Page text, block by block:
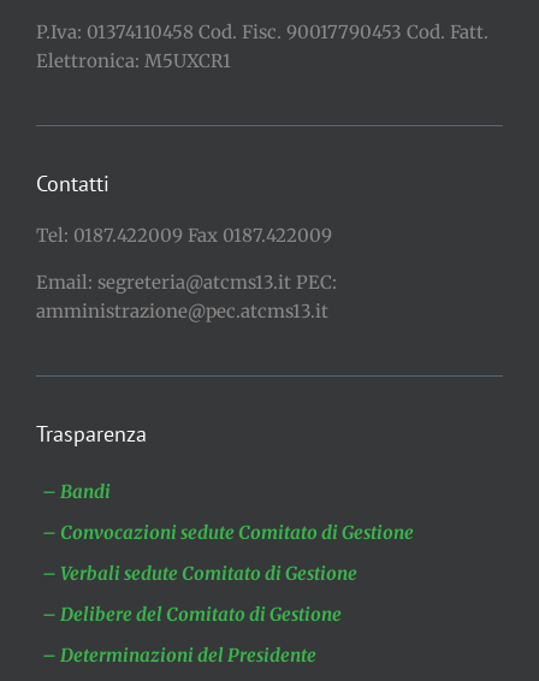
P.Iva: 01374110458 Cod. Fisc. 90017790453 Cod. Fatt.
Elettronica: M5UXCR1
Contatti
Tel: 0187.422009 Fax 0187.422009
Email: segreteria@atcms13.it PEC:
amministrazione@pec.atcms13.it
Trasparenza
– Bandi
– Convocazioni sedute Comitato di Gestione
– Verbali sedute Comitato di Gestione
– Delibere del Comitato di Gestione
– Determinazioni del Presidente